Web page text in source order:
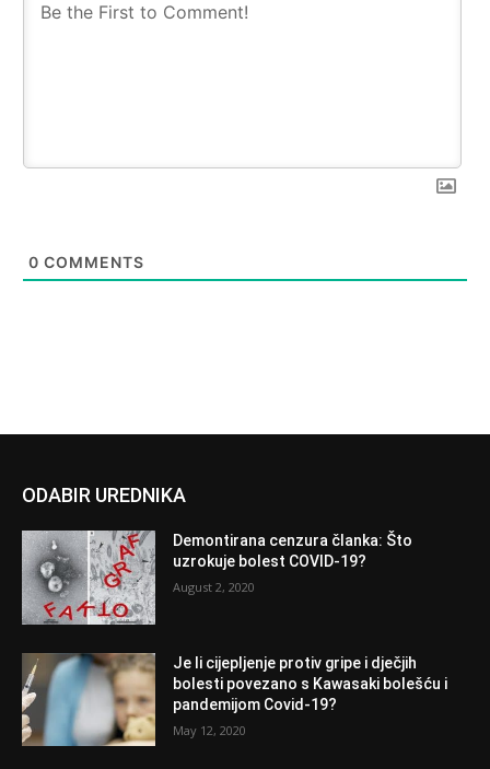
0 COMMENTS
ODABIR UREDNIKA
Demontirana cenzura članka: Što
uzrokuje bolest COVID-19?
August 2, 2020
Je li cijepljenje protiv gripe i dječjih
bolesti povezano s Kawasaki bolešću i
pandemijom Covid-19?
May 12, 2020